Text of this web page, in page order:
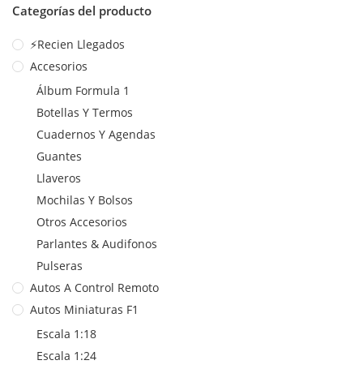
Categorías del producto
⚡Recien Llegados
Accesorios
Álbum Formula 1
Botellas Y Termos
Cuadernos Y Agendas
Guantes
Llaveros
Mochilas Y Bolsos
Otros Accesorios
Parlantes & Audifonos
Pulseras
Autos A Control Remoto
Autos Miniaturas F1
Escala 1:18
Escala 1:24